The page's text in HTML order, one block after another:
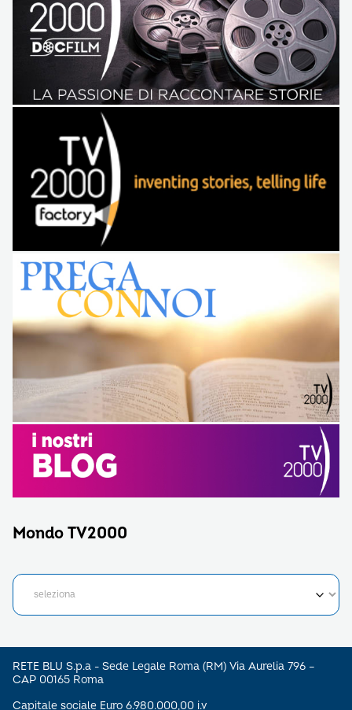
Mondo TV2000
RETE BLU S.p.a - Sede Legale Roma (RM) Via Aurelia 796 –
CAP 00165 Roma
Capitale sociale Euro 6.980.000,00 i.v